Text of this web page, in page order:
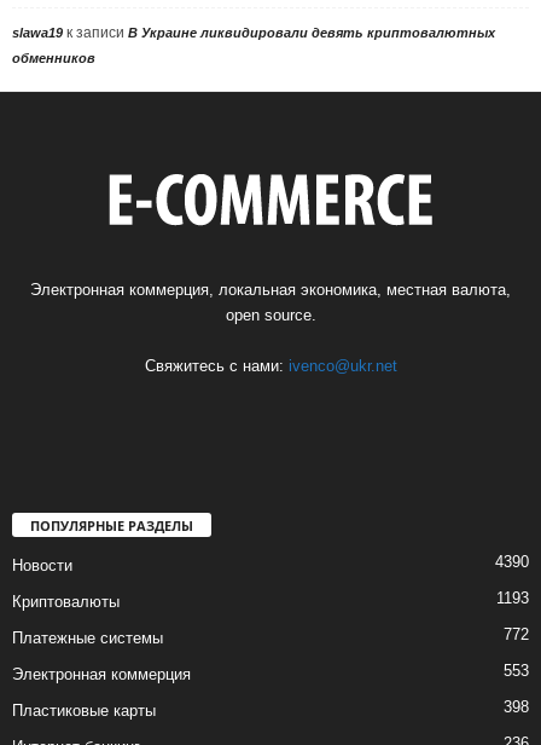
slawa19 к записи В Украине ликвидировали девять криптовалютных
обменников
Электронная коммерция, локальная экономика, местная валюта,
open source.
Свяжитесь с нами: ivenco@ukr.net
ПОПУЛЯРНЫЕ РАЗДЕЛЫ
Новости 4390
Криптовалюты 1193
Платежные системы 772
Электронная коммерция 553
Пластиковые карты 398